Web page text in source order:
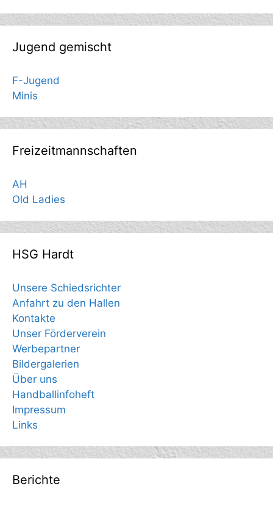
Jugend gemischt
F-Jugend
Minis
Freizeitmannschaften
AH
Old Ladies
HSG Hardt
Unsere Schiedsrichter
Anfahrt zu den Hallen
Kontakte
Unser Förderverein
Werbepartner
Bildergalerien
Über uns
Handballinfoheft
Impressum
Links
Berichte